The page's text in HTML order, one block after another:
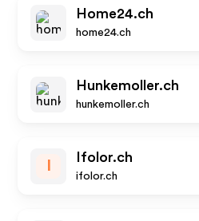
Home24.ch
home24.ch
Hunkemoller.ch
hunkemoller.ch
Ifolor.ch
ifolor.ch